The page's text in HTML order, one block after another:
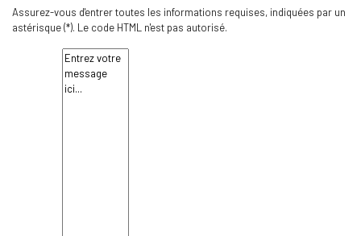
Assurez-vous d'entrer toutes les informations requises, indiquées par un
astérisque (*). Le code HTML n'est pas autorisé.